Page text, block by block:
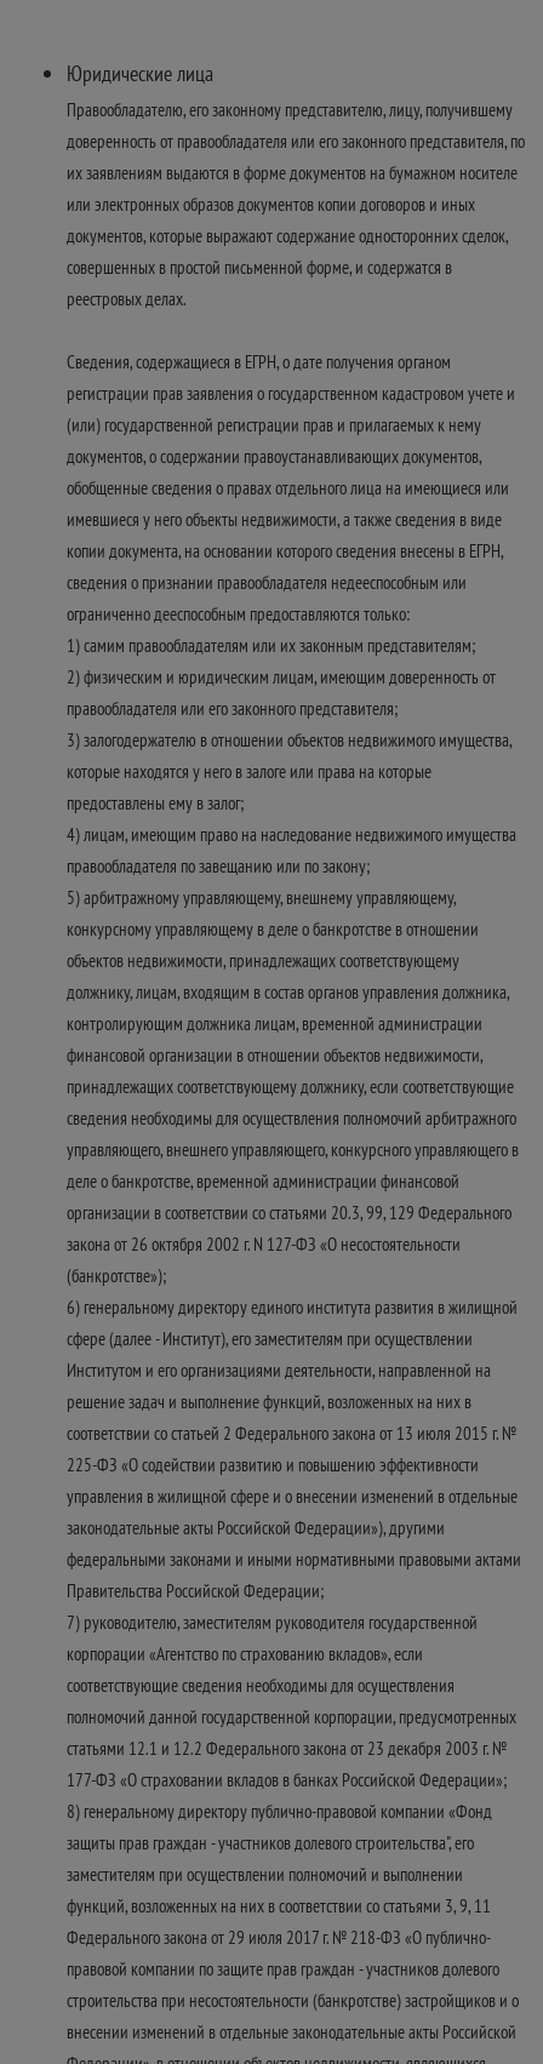
Юридические лица
Правообладателю, его законному представителю, лицу, получившему
доверенность от правообладателя или его законного представителя, по
их заявлениям выдаются в форме документов на бумажном носителе
или электронных образов документов копии договоров и иных
документов, которые выражают содержание односторонних сделок,
совершенных в простой письменной форме, и содержатся в
реестровых делах.
Сведения, содержащиеся в ЕГРН, о дате получения органом
регистрации прав заявления о государственном кадастровом учете и
(или) государственной регистрации прав и прилагаемых к нему
документов, о содержании правоустанавливающих документов,
обобщенные сведения о правах отдельного лица на имеющиеся или
имевшиеся у него объекты недвижимости, а также сведения в виде
копии документа, на основании которого сведения внесены в ЕГРН,
сведения о признании правообладателя недееспособным или
ограниченно дееспособным предоставляются только:
1) самим правообладателям или их законным представителям;
2) физическим и юридическим лицам, имеющим доверенность от
правообладателя или его законного представителя;
3) залогодержателю в отношении объектов недвижимого имущества,
которые находятся у него в залоге или права на которые
предоставлены ему в залог;
4) лицам, имеющим право на наследование недвижимого имущества
правообладателя по завещанию или по закону;
5) арбитражному управляющему, внешнему управляющему,
конкурсному управляющему в деле о банкротстве в отношении
объектов недвижимости, принадлежащих соответствующему
должнику, лицам, входящим в состав органов управления должника,
контролирующим должника лицам, временной администрации
финансовой организации в отношении объектов недвижимости,
принадлежащих соответствующему должнику, если соответствующие
сведения необходимы для осуществления полномочий арбитражного
управляющего, внешнего управляющего, конкурсного управляющего в
деле о банкротстве, временной администрации финансовой
организации в соответствии со статьями 20.3, 99, 129 Федерального
закона от 26 октября 2002 г. N 127-ФЗ «О несостоятельности
(банкротстве»);
6) генеральному директору единого института развития в жилищной
сфере (далее - Институт), его заместителям при осуществлении
Институтом и его организациями деятельности, направленной на
решение задач и выполнение функций, возложенных на них в
соответствии со статьей 2 Федерального закона от 13 июля 2015 г. №
225-ФЗ «О содействии развитию и повышению эффективности
управления в жилищной сфере и о внесении изменений в отдельные
законодательные акты Российской Федерации»), другими
федеральными законами и иными нормативными правовыми актами
Правительства Российской Федерации;
7) руководителю, заместителям руководителя государственной
корпорации «Агентство по страхованию вкладов», если
соответствующие сведения необходимы для осуществления
полномочий данной государственной корпорации, предусмотренных
статьями 12.1 и 12.2 Федерального закона от 23 декабря 2003 г. №
177-ФЗ «О страховании вкладов в банках Российской Федерации»;
8) генеральному директору публично-правовой компании «Фонд
защиты прав граждан - участников долевого строительства", его
заместителям при осуществлении полномочий и выполнении
функций, возложенных на них в соответствии со статьями 3, 9, 11
Федерального закона от 29 июля 2017 г. № 218-ФЗ «О публично-
правовой компании по защите прав граждан - участников долевого
строительства при несостоятельности (банкротстве) застройщиков и о
внесении изменений в отдельные законодательные акты Российской